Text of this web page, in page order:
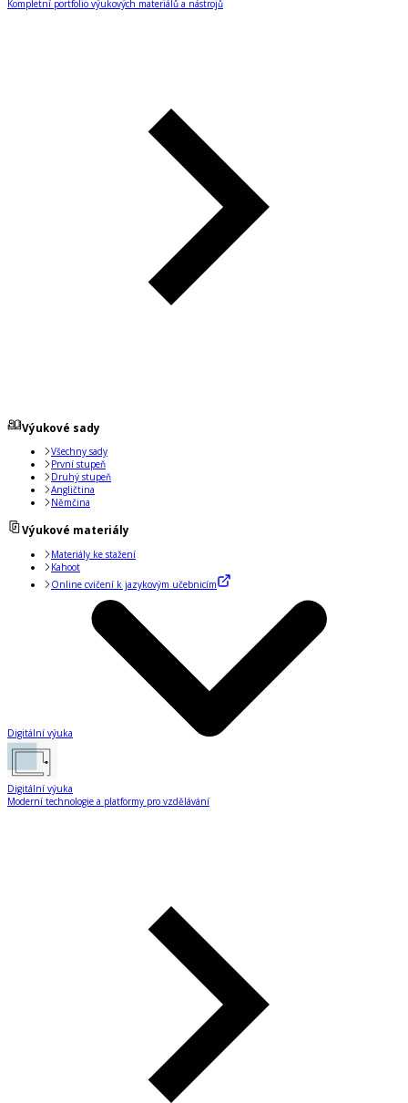
Kompletní portfolio výukových materiálů a nástrojů
Výukové sady
Všechny sady
První stupeň
Druhý stupeň
Angličtina
Němčina
Výukové materiály
Materiály ke stažení
Kahoot
Online cvičení k jazykovým učebnicím
Digitální výuka
Digitální výuka
Moderní technologie a platformy pro vzdělávání